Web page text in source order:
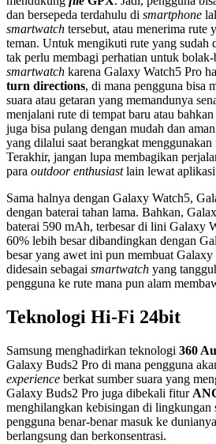
dan bersepeda terdahulu di smartphone
smartwatch tersebut, atau menerima rute
teman. Untuk mengikuti rute yang sudah
tak perlu membagi perhatian untuk
smartwatch karena Galaxy Watch5 Pro
turn directions, di mana pengguna bisa
suara atau getaran yang memandunya
menjalani rute di tempat baru atau
juga bisa pulang dengan mudah dan
yang dilalui saat berangkat
Terakhir, jangan lupa membagikan
para outdoor enthusiastlain lewat
Sama halnya dengan Galaxy Watch5,
dengan baterai tahan lama. Bahkan,
baterai 590 mAh, terbesar di lini Galaxy
60% lebih besar dibandingkan dengan
besar yang awet ini pun membuat
didesain sebagai smartwatch yang
pengguna ke rute mana pun alam
Teknologi Hi-Fi 24bit
Samsung menghadirkan teknologi 360
Galaxy Buds2 Pro di mana pengguna
experience berkat sumber suara yang
Galaxy Buds2 Pro juga dibekali fitur
menghilangkan kebisingan di lingkungan
pengguna benar-benar masuk ke
berlangsung dan berkonsentrasi.